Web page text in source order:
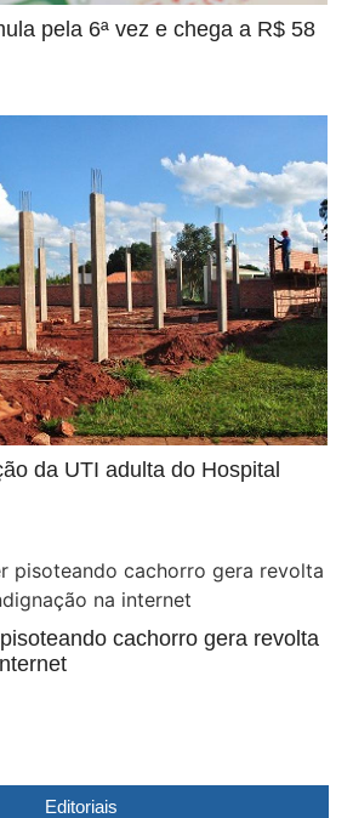
pela 6ª vez e chega a R$ 58
da UTI adulta do Hospital
cachorro gera revolta
Editoriais